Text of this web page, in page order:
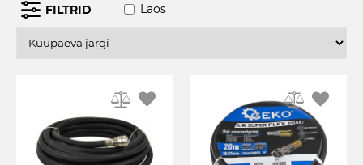
FILTRID Laos